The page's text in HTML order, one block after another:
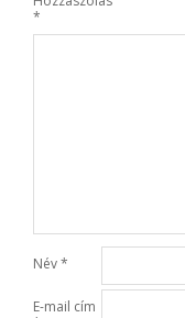
*
Név*
E-mail cím